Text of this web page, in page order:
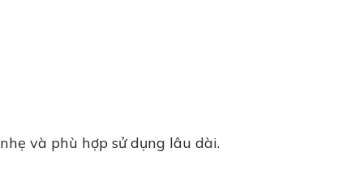
và phù hợp sử dụng lâu dài.